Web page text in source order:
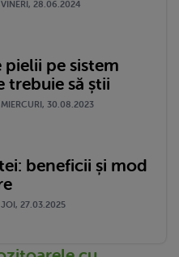
28.06.2024
pielii pe sistem
trebuie să știi
30.08.2023
beneficii și mod
JOI, 27.03.2025